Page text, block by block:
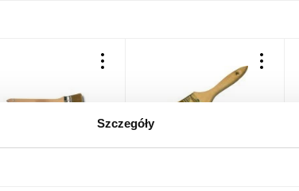
Szczegóły